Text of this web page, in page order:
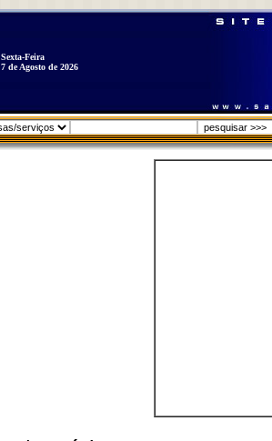
Sexta-Feira
7 de Agosto de 2026